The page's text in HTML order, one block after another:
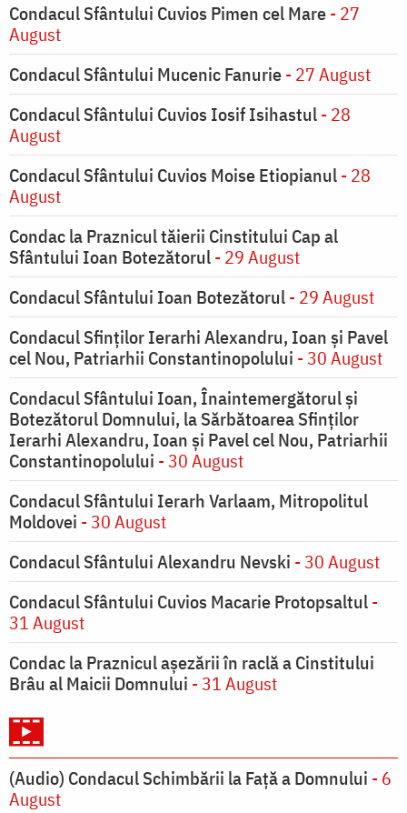
Condacul Sfântului Cuvios Pimen cel Mare- 27
August
Condacul Sfântului Mucenic Fanurie- 27 August
Condacul Sfântului Cuvios Iosif Isihastul- 28
August
Condacul Sfântului Cuvios Moise Etiopianul- 28
August
Condac la Praznicul tăierii Cinstitului Cap al
Sfântului Ioan Botezătorul- 29 August
Condacul Sfântului Ioan Botezătorul- 29 August
Condacul Sfinţilor Ierarhi Alexandru, Ioan şi Pavel
cel Nou, Patriarhii Constantinopolului - 30 August
Condacul Sfântului Ioan, Înaintemergătorul şi
Botezătorul Domnului, la Sărbătoarea Sfinţilor
Ierarhi Alexandru, Ioan şi Pavel cel Nou, Patriarhii
Constantinopolului - 30 August
Condacul Sfântului Ierarh Varlaam, Mitropolitul
Moldovei - 30 August
Condacul Sfântului Alexandru Nevski - 30 August
Condacul Sfântului Cuvios Macarie Protopsaltul-
31 August
Condac la Praznicul aşezării în raclă a Cinstitului
Brâu al Maicii Domnului - 31 August
(Audio) Condacul Schimbării la Față a Domnului - 6
August